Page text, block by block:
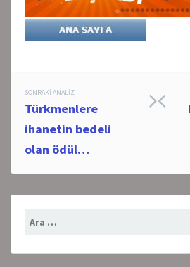
Post
navigation
SONRAKI ANALIZ
Türkmenlere
ihanetin bedeli
olan ödül…